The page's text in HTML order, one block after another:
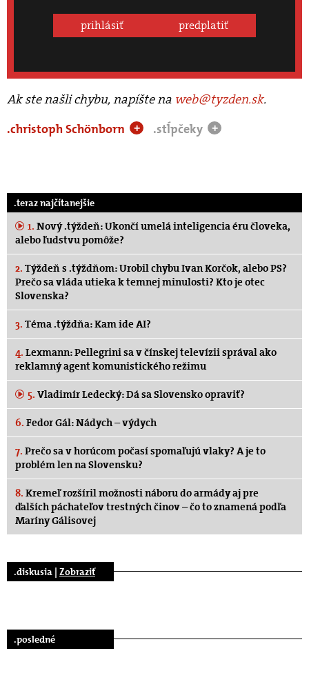
prihlásiť predplatiť
Ak ste našli chybu, napíšte na web@tyzden.sk.
.christoph Schönborn
+ .stĺpčeky +
.teraz najčítanejšie
1. Nový .týždeň: Ukončí umelá inteligencia éru človeka,
alebo ľudstvu pomôže?
2. Týždeň s .týždňom: Urobil chybu Ivan Korčok, alebo PS?
Prečo sa vláda utieka k temnej minulosti? Kto je otec
Slovenska?
3. Téma .týždňa: Kam ide AI?
4. Lexmann: Pellegrini sa v čínskej televízii správal ako
reklamný agent komunistického režimu
5. Vladimír Ledecký: Dá sa Slovensko opraviť?
6. Fedor Gál: Nádych – výdych
7. Prečo sa v horúcom počasí spomaľujú vlaky? A je to
problém len na Slovensku?
8. Kremeľ rozšíril možnosti náboru do armády aj pre
ďalších páchateľov trestných činov – čo to znamená podľa
Maríny Gálisovej
.diskusia | Zobraziť
.posledné